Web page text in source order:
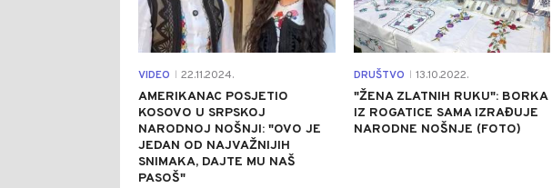
VIDEO 22.11.2024.
AMERIKANAC POSJETIO
KOSOVO U SRPSKOJ
NARODNOJ NOŠNJI: "OVO JE
JEDAN OD NAJVAŽNIJIH
SNIMAKA, DAJTE MU NAŠ
PASOŠ"
DRUŠTVO 13.10.2022.
"ŽENA ZLATNIH RUKU": BORKA
IZ ROGATICE SAMA IZRAĐUJE
NARODNE NOŠNJE (FOTO)